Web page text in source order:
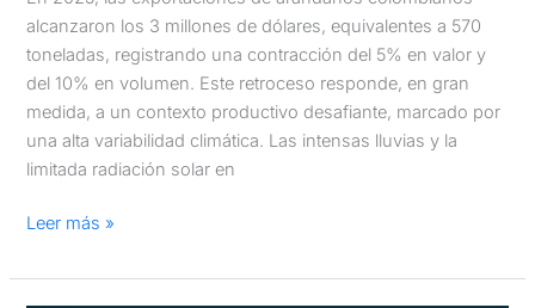
alcanzaron los 3 millones de dólares, equivalentes a 570
toneladas, registrando una contracción del 5% en valor y
del 10% en volumen. Este retroceso responde, en gran
medida, a un contexto productivo desafiante, marcado por
una alta variabilidad climática. Las intensas lluvias y la
limitada radiación solar en
Leer más »